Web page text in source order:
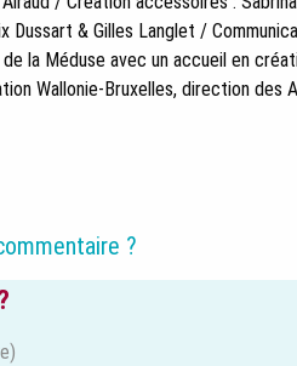
Dussart & Gilles Langlet /
la Méduse avec un accueil en
Wallonie-Bruxelles, direction des
?